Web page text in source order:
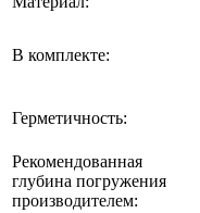
В комплекте:
Герметичность:
Рекомендованная
глубина погружения
производителем: